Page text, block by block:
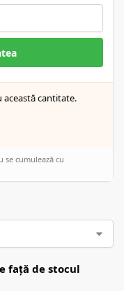
această cantitate.
se cumulează cu
față de stocul